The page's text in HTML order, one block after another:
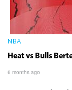
NBA
Heat vs Bulls
6 months ago